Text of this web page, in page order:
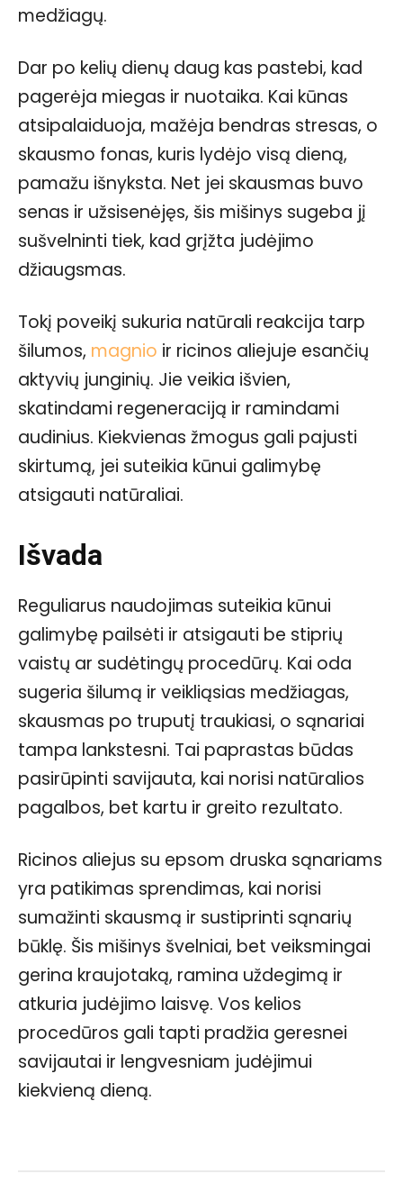
medžiagų.
Dar po kelių dienų daug kas pastebi, kad
pagerėja miegas ir nuotaika. Kai kūnas
atsipalaiduoja, mažėja bendras stresas, o
skausmo fonas, kuris lydėjo visą dieną,
pamažu išnyksta. Net jei skausmas buvo
senas ir užsisenėjęs, šis mišinys sugeba jį
sušvelninti tiek, kad grįžta judėjimo
džiaugsmas.
Tokį poveikį sukuria natūrali reakcija tarp
šilumos, magnio ir ricinos aliejuje esančių
aktyvių junginių. Jie veikia išvien,
skatindami regeneraciją ir ramindami
audinius. Kiekvienas žmogus gali pajusti
skirtumą, jei suteikia kūnui galimybę
atsigauti natūraliai.
Išvada
Reguliarus naudojimas suteikia kūnui
galimybę pailsėti ir atsigauti be stiprių
vaistų ar sudėtingų procedūrų. Kai oda
sugeria šilumą ir veikliąsias medžiagas,
skausmas po truputį traukiasi, o sąnariai
tampa lankstesni. Tai paprastas būdas
pasirūpinti savijauta, kai norisi natūralios
pagalbos, bet kartu ir greito rezultato.
Ricinos aliejus su epsom druska sąnariams
yra patikimas sprendimas, kai norisi
sumažinti skausmą ir sustiprinti sąnarių
būklę. Šis mišinys švelniai, bet veiksmingai
gerina kraujotaką, ramina uždegimą ir
atkuria judėjimo laisvę. Vos kelios
procedūros gali tapti pradžia geresnei
savijautai ir lengvesniam judėjimui
kiekvieną dieną.